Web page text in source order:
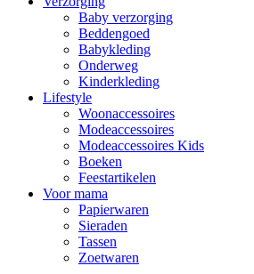
Baby verzorging
Beddengoed
Babykleding
Onderweg
Kinderkleding
Lifestyle
Woonaccessoires
Modeaccessoires
Modeaccessoires Kids
Boeken
Feestartikelen
Voor mama
Papierwaren
Sieraden
Tassen
Zoetwaren